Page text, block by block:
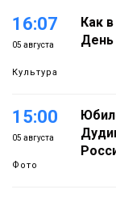
16:07
05 августа
Культура
Как
День
15:00
05 августа
Фото